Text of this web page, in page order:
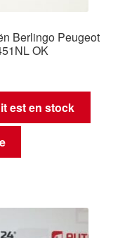
Berlingo Peugeot
OK
est en stock